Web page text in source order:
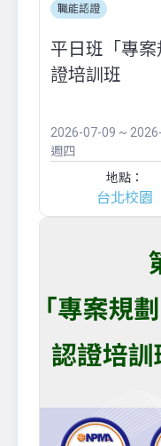
職能認證
平日班「專
證培訓班
2026-07-09 ~
週四
地點：
台北校園